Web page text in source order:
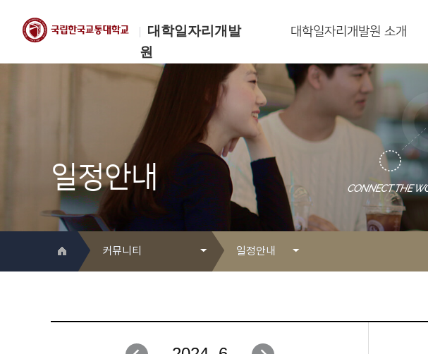
대학일자리개발
원
한국교통대학교
대학일자리개발원
대학일자리개발원 소개
일정안내
커뮤니티
취업성공지원과
일정안내
자유게시판